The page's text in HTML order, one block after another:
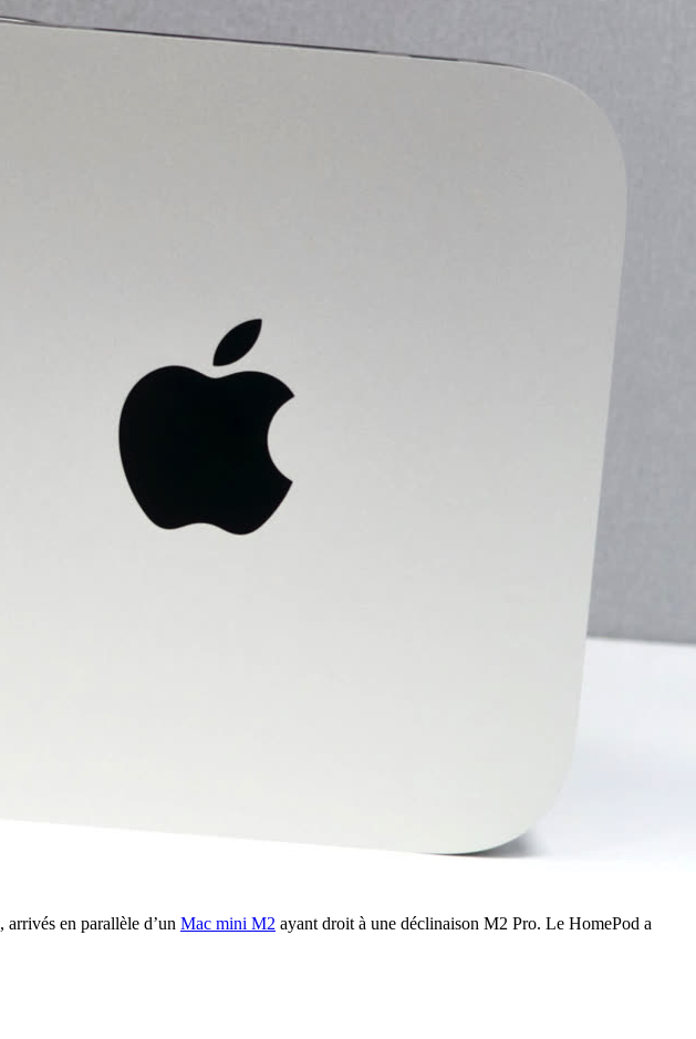
, arrivés en parallèle d’un Mac mini M2 ayant droit à une déclinaison M2 Pro. Le HomePod a